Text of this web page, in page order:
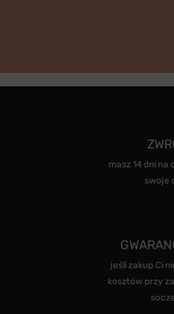
masz 14 dni
swoje
jeśli zakup Ci
kosztów przy